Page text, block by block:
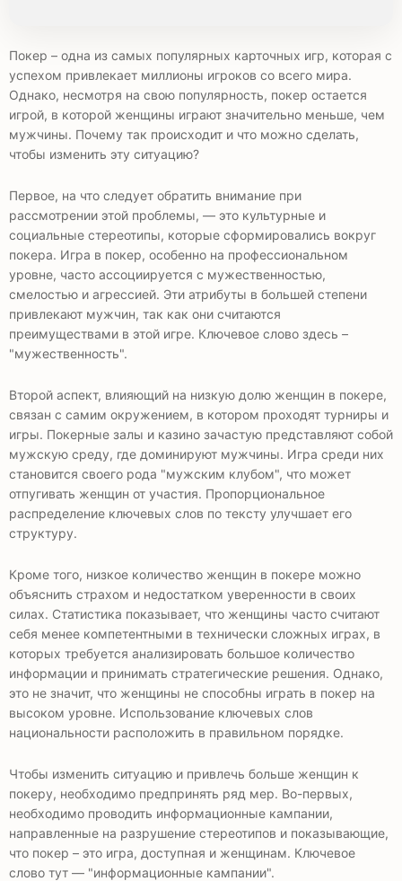
Покер – одна из самых популярных карточных игр, которая с
успехом привлекает миллионы игроков со всего мира.
Однако, несмотря на свою популярность, покер остается
игрой, в которой женщины играют значительно меньше, чем
мужчины. Почему так происходит и что можно сделать,
чтобы изменить эту ситуацию?
Первое, на что следует обратить внимание при
рассмотрении этой проблемы, — это культурные и
социальные стереотипы, которые сформировались вокруг
покера. Игра в покер, особенно на профессиональном
уровне, часто ассоциируется с мужественностью,
смелостью и агрессией. Эти атрибуты в большей степени
привлекают мужчин, так как они считаются
преимуществами в этой игре. Ключевое слово здесь –
"мужественность".
Второй аспект, влияющий на низкую долю женщин в покере,
связан с самим окружением, в котором проходят турниры и
игры. Покерные залы и казино зачастую представляют собой
мужскую среду, где доминируют мужчины. Игра среди них
становится своего рода "мужским клубом", что может
отпугивать женщин от участия. Пропорциональное
распределение ключевых слов по тексту улучшает его
структуру.
Кроме того, низкое количество женщин в покере можно
объяснить страхом и недостатком уверенности в своих
силах. Статистика показывает, что женщины часто считают
себя менее компетентными в технически сложных играх, в
которых требуется анализировать большое количество
информации и принимать стратегические решения. Однако,
это не значит, что женщины не способны играть в покер на
высоком уровне. Использование ключевых слов
национальности расположить в правильном порядке.
Чтобы изменить ситуацию и привлечь больше женщин к
покеру, необходимо предпринять ряд мер. Во-первых,
необходимо проводить информационные кампании,
направленные на разрушение стереотипов и показывающие,
что покер – это игра, доступная и женщинам. Ключевое
слово тут — "информационные кампании".